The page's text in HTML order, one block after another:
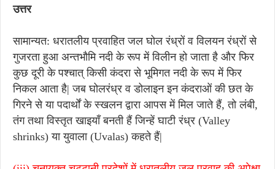
उत्तर
सामान्यत: धरातलीय प्रवाहित जल घोल रंध्रों व विलयन रंध्रों से
गुजरता हुआ अन्तभौमि नदी के रूप में विलीन हो जाता है और फिर
कुछ दूरी के पश्चात् किसी कंदरा से भूमिगत नदी के रूप में फिर
निकल आता है| जब घोलरंध्र व डोलाइन इन कंदराओं की छत के
गिरने से या पदार्थों के स्खलन द्वारा आपस में मिल जाते हैं, तो लंबी,
तंग तथा विस्तृत खाइयाँ बनती हैं जिन्हें घाटी रंध्र (Valley
shrinks) या युवाला (Uvalas) कहते हैं|